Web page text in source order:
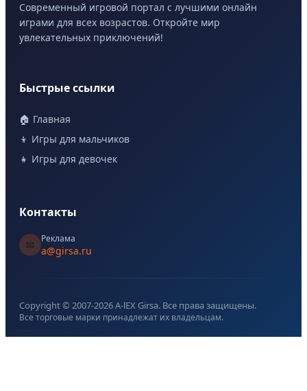
Современный игровой портал с лучшими онлайн
играми для всех возрастов. Откройте мир
увлекательных приключений!
Быстрые ссылки
🏠 Главная
👦 Игры для мальчиков
👧 Игры для девочек
Контакты
📧
Реклама
a@girsa.ru
Copyright © 2007-2026A-lEX Girsa. Все права защищены.
Все торговые марки принадлежат их владельцам.